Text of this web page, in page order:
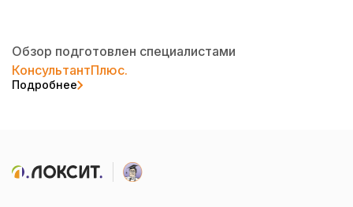
Обзор подготовлен специалистами
КонсультантПлюс.
Подробнее